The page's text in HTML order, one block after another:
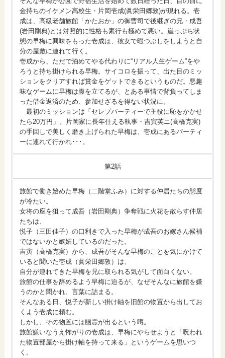
金持ちのイケメン高校生・片岡壱成(眞栄田郷敦)が現れる。壱
成は、高級老舗旅館「かたおか」の御曹司で後継ぎの兄・成吾
(岩田剛典)とは対照的に性格も素行も極めて悪い。崖っぷち状
態の早梅に興味をもった壱成は、彼女で暇つぶしをしようと自
分の屋敷に連れて行く。
壱成から、ただで泊めてやる代わりに“リアル人生ゲーム”をや
ろうと持ち掛けられる早梅。サイコロを振って、出た目のミッ
ションをクリアすれば賞金をゲットできるというものだ。悪趣
味なゲームに早梅は腹を立てるが、とある事情で背負ってしま
った借金返済のため、参加せざるを得ない状況に。
最初のミッションは「セレブパーティーで主役に恥をかかせ
たら20万円」。片岡家に長年仕える執事・吉寅英ニ(高橋克実)
の手回しで美しく磨き上げられた早梅は、壱成にあるパーティ
ーに連れて行かれ･･･。
第2話
旅館で働き始めた早梅（二階堂ふみ）に対する仲居たちの態度
が冷たい。
女将の座を狙って成吾（岩田剛典）争奪戦に火花を散らす仲居
たちは、
悦子（三田佳子）の口利きで入った早梅が成吾のお嫁さん候補
ではないかと嫉妬しているのだった。
吉寅（高橋克実）から、成吾がそんな早梅のことを気にかけて
いると聞いた壱成（眞栄田郷敦）は、
自分が連れてきた早梅を兄に取られる気がして面白くない。
旅館の仕事を辞めるよう早梅に迫るが、なぜそんなに旅館を嫌
うのかと聞かれ、言葉に詰まる。
そんなある日、悦子が新しい掛け軸を旧館の物置から出してお
くよう壱成に頼む。
しかし、その物置には幽霊が出るという噂。
旅館嫌いなうえ怖がりの壱成は、早梅にやらせようと「呪われ
た物置部屋から掛け軸を持って来る」というゲームを思いつ
く。